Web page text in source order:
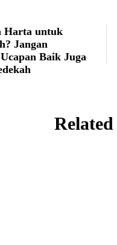
Harta untuk
Jangan
Baik Juga
Related